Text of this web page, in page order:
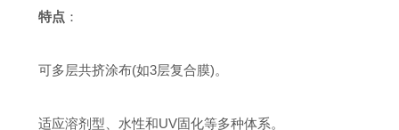
特点 ：
可多层共挤涂布(如3层复合膜)。
适应溶剂型、水性和UV固化等多种体系。